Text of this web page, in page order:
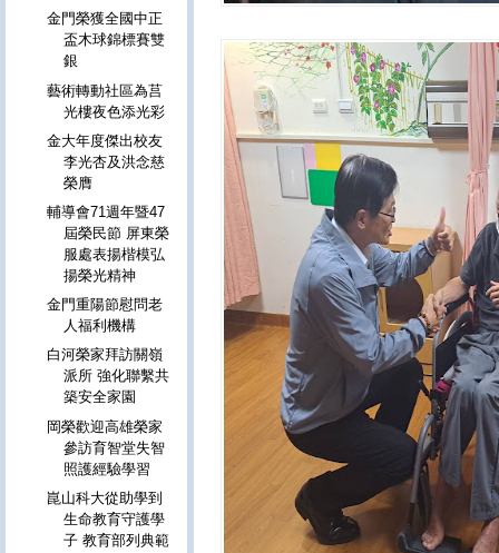
金門榮獲全國中正
盃木球錦標賽雙
銀
藝術轉動社區為莒
光樓夜色添光彩
金大年度傑出校友
李光杏及洪念慈
榮膺
輔導會71週年暨47
屆榮民節 屏東榮
服處表揚楷模弘
揚榮光精神
金門重陽節慰問老
人福利機構
白河榮家拜訪關嶺
派所 強化聯繫共
築安全家園
岡榮歡迎高雄榮家
參訪育智堂失智
照護經驗學習
崑山科大從助學到
生命教育守護學
子 教育部列典範